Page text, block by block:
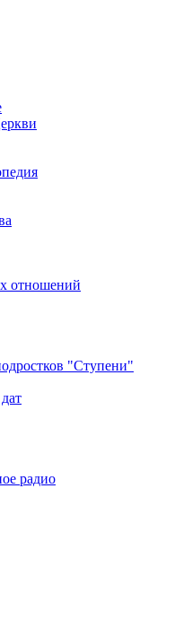
отношений
"Ступени"
радио